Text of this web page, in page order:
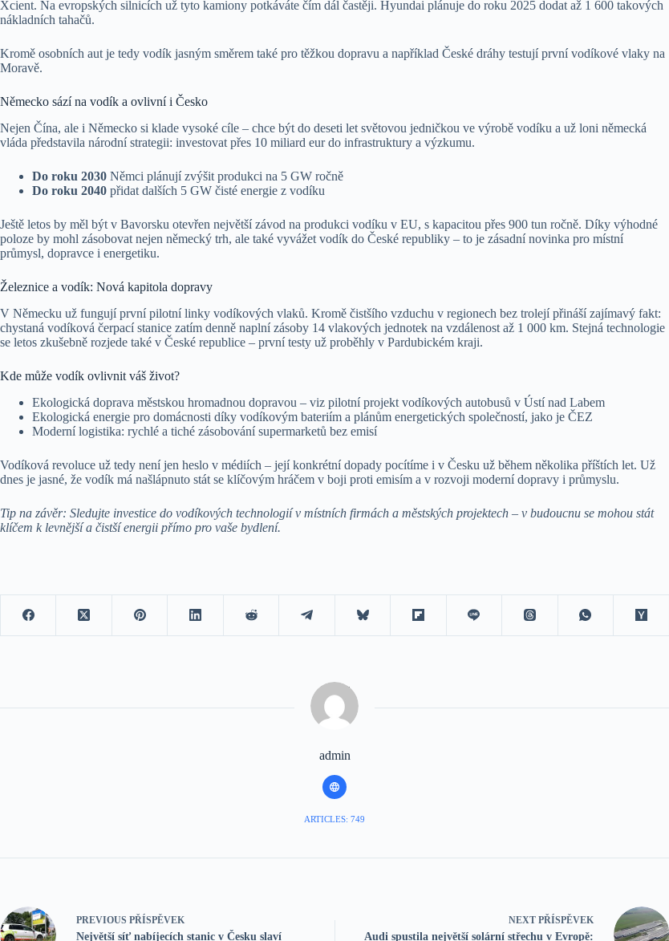
Xcient. Na evropských silnicích už tyto kamiony potkáváte čím dál častěji. Hyundai plánuje do roku 2025 dodat až 1 600 takových
nákladních tahačů.
Kromě osobních aut je tedy vodík jasným směrem také pro těžkou dopravu a například České dráhy testují první vodíkové vlaky na
Moravě.
Německo sází na vodík a ovlivní i Česko
Nejen Čína, ale i Německo si klade vysoké cíle – chce být do deseti let světovou jedničkou ve výrobě vodíku a už loni německá
vláda představila národní strategii: investovat přes 10 miliard eur do infrastruktury a výzkumu.
Do roku 2030 Němci plánují zvýšit produkci na 5 GW ročně
Do roku 2040 přidat dalších 5 GW čisté energie z vodíku
Ještě letos by měl být v Bavorsku otevřen největší závod na produkci vodíku v EU, s kapacitou přes 900 tun ročně. Díky výhodné
poloze by mohl zásobovat nejen německý trh, ale také vyvážet vodík do České republiky – to je zásadní novinka pro místní
průmysl, dopravce i energetiku.
Železnice a vodík: Nová kapitola dopravy
V Německu už fungují první pilotní linky vodíkových vlaků. Kromě čistšího vzduchu v regionech bez trolejí přináší zajímavý fakt:
chystaná vodíková čerpací stanice zatím denně naplní zásoby 14 vlakových jednotek na vzdálenost až 1 000 km. Stejná technologie
se letos zkušebně rozjede také v České republice – první testy už proběhly v Pardubickém kraji.
Kde může vodík ovlivnit váš život?
Ekologická doprava městskou hromadnou dopravou – viz pilotní projekt vodíkových autobusů v Ústí nad Labem
Ekologická energie pro domácnosti díky vodíkovým bateriím a plánům energetických společností, jako je ČEZ
Moderní logistika: rychlé a tiché zásobování supermarketů bez emisí
Vodíková revoluce už tedy není jen heslo v médiích – její konkrétní dopady pocítíme i v Česku už během několika příštích let. Už
dnes je jasné, že vodík má našlápnuto stát se klíčovým hráčem v boji proti emisím a v rozvoji moderní dopravy i průmyslu.
Tip na závěr: Sledujte investice do vodíkových technologií v místních firmách a městských projektech – v budoucnu se mohou stát
klíčem k levnější a čistší energii přímo pro vaše bydlení.
admin
ARTICLES: 749
PREVIOUS PŘÍSPĚVEK
Největší síť nabíjecích stanic v Česku slaví
NEXT PŘÍSPĚVEK
Audi spustila největší solární střechu v Evropě: